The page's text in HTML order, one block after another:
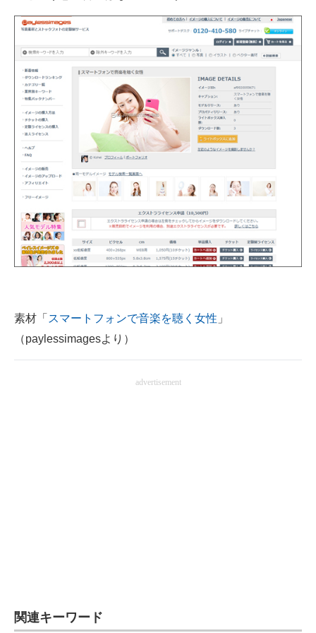
素材「 スマートフォンで音楽を聴く女性 」
（paylessimagesより）
advertisement
関連キーワード